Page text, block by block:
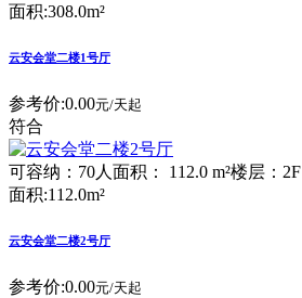
面积:308.0m²
云安会堂二楼1号厅
参考价:0.00元/天起
符合
可容纳：70人 面积： 112.0 m²楼层：2F
面积:112.0m²
云安会堂二楼2号厅
参考价:0.00元/天起